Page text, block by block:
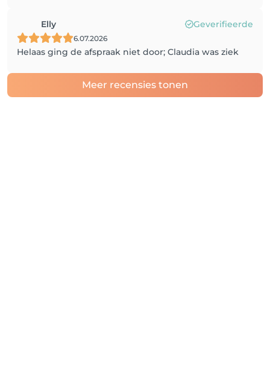
Elly Geverifieerde
6.07.2026
Helaas ging de afspraak niet door; Claudia was ziek
Meer recensies tonen